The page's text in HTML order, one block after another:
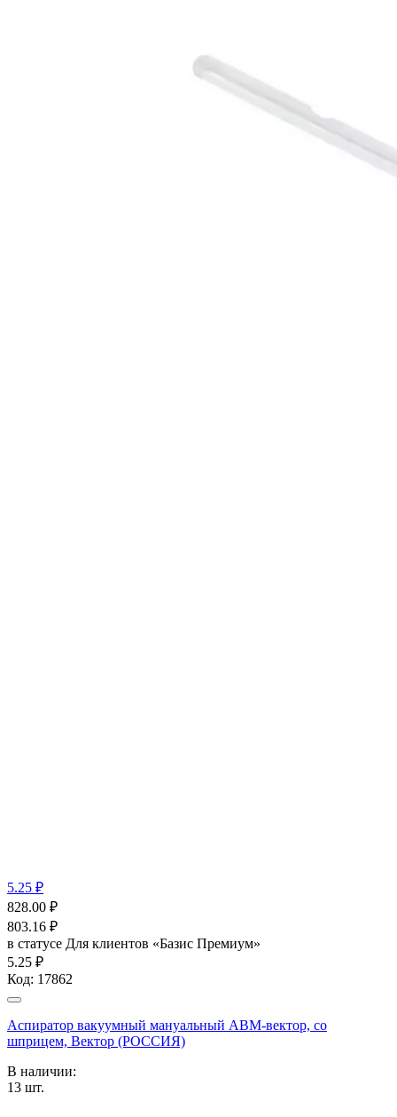
5.25 ₽
828.00 ₽
803.16 ₽
в статусе Для клиентов «Базис Премиум»
5.25 ₽
Код: 17862
Аспиратор вакуумный мануальный ABM-вектор, со
шприцем, Вектор (РОССИЯ)
В наличии:
13 шт.